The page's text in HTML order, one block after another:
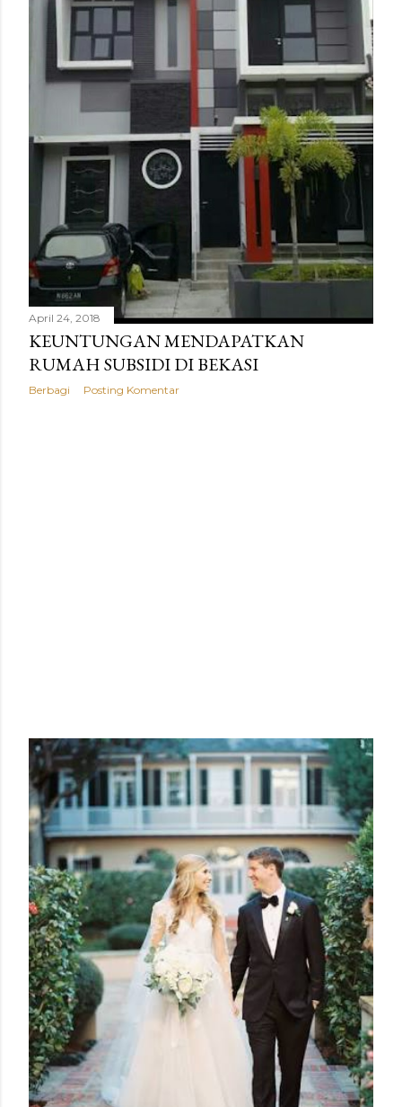
g
April 24, 2018
KEUNTUNGAN MENDAPATKAN
RUMAH SUBSIDI DI BEKASI
Berbagi Posting Komentar